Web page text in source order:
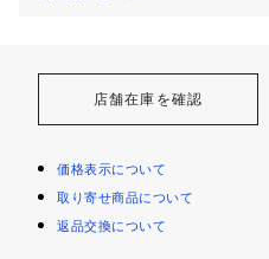
店舗在庫を確認
価格表示について
取り寄せ商品について
返品交換について